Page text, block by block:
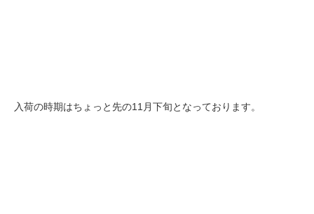
入荷の時期はちょっと先の11月下旬となっております。